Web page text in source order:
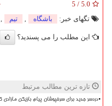
5.0
/
5
تگهای خبر:
باشگاه , تیم ,
این مطلب را می پسندید؟
تازه ترین مطالب مرتبط
دردسر جدید برای سرخپوشان پیام بازیکن مازادی